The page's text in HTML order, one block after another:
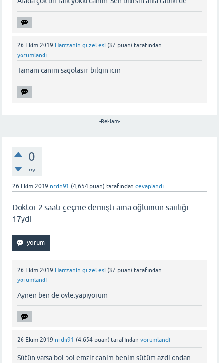
26 Ekim 2019 Hamzanin guzel esi (37 puan) tarafından
yorumlandı
Tamam canim sagolasin bilgin icin
-Reklam-
0
oy
26 Ekim 2019 nrdn91 (4,654 puan) tarafından cevaplandı
Doktor 2 saati geçme demişti ama oğlumun sarılığı
17ydi
26 Ekim 2019 Hamzanin guzel esi (37 puan) tarafından
yorumlandı
Aynen ben de oyle.yapiyorum
26 Ekim 2019 nrdn91 (4,654 puan) tarafından yorumlandı
Sütün varsa bol bol emzir canim benim sütüm azdi ondan